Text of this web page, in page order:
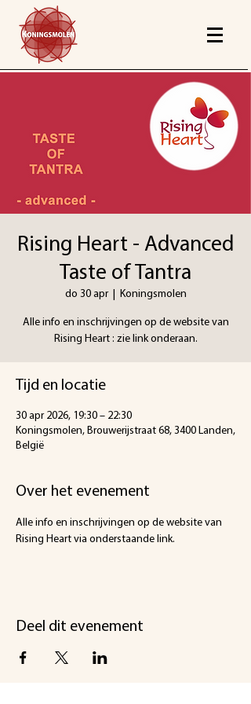
Rising Heart - Advanced
Taste of Tantra
do 30 apr
  |
Koningsmolen
Alle info en inschrijvingen op de website van
Rising Heart : zie link onderaan.
Tijd en locatie
30 apr 2026, 19:30 – 22:30
Koningsmolen, Brouwerijstraat 68, 3400 Landen,
België
Over het evenement
Alle info en inschrijvingen op de website van
Rising Heart via onderstaande link.
Deel dit evenement